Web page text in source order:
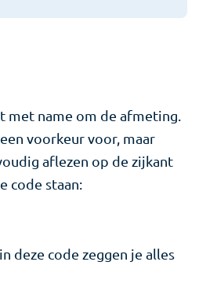
met name om de afmeting.
voorkeur voor, maar
aflezen op de zijkant
code staan:
deze code zeggen je alles